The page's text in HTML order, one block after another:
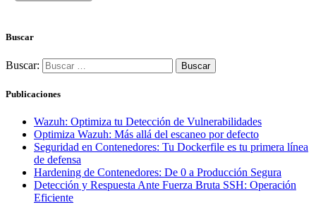
Buscar
Buscar:
Publicaciones
Wazuh: Optimiza tu Detección de Vulnerabilidades
Optimiza Wazuh: Más allá del escaneo por defecto
Seguridad en Contenedores: Tu Dockerfile es tu primera línea
de defensa
Hardening de Contenedores: De 0 a Producción Segura
Detección y Respuesta Ante Fuerza Bruta SSH: Operación
Eficiente